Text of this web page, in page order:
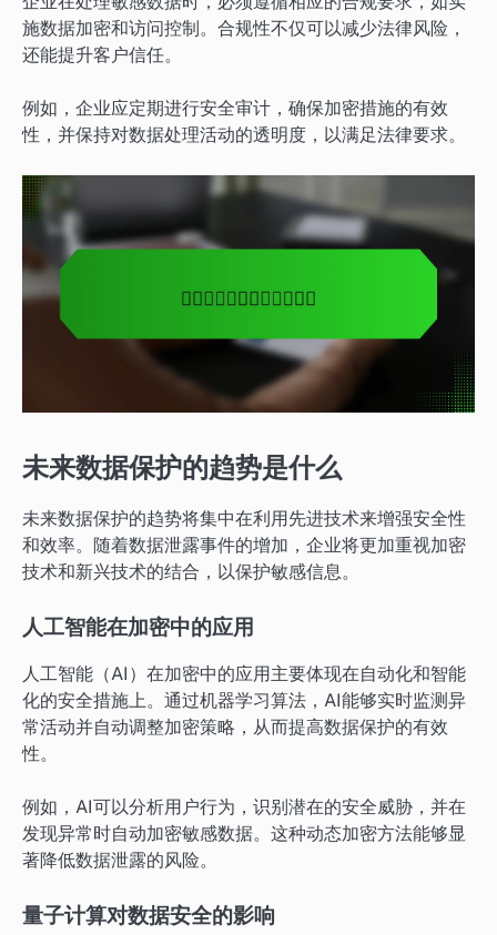
施数据加密和访问控制。合规性不仅可以减少法律风险，
还能提升客户信任。
例如，企业应定期进行安全审计，确保加密措施的有效
性，并保持对数据处理活动的透明度，以满足法律要求。
未来数据保护的趋势是什么
未来数据保护的趋势将集中在利用先进技术来增强安全性
和效率。随着数据泄露事件的增加，企业将更加重视加密
技术和新兴技术的结合，以保护敏感信息。
人工智能在加密中的应用
人工智能（AI）在加密中的应用主要体现在自动化和智能
化的安全措施上。通过机器学习算法，AI能够实时监测异
常活动并自动调整加密策略，从而提高数据保护的有效
性。
例如，AI可以分析用户行为，识别潜在的安全威胁，并在
发现异常时自动加密敏感数据。这种动态加密方法能够显
著降低数据泄露的风险。
量子计算对数据安全的影响